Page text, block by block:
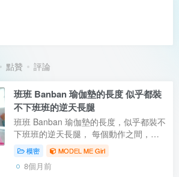
點贊 評論
班班 Banban 瑜伽墊的長度 似乎都裝
不下班班的逆天長腿
班班 Banban 瑜伽墊的長度，似乎都裝不
下班班的逆天長腿， 每個動作之間，都
流露出溼潤的張力與暗藏的故事 Too tall
for the mat, too fun to stop—her playful
moves tell a story that refus...
模密 MODEL ME Girl
8個月前